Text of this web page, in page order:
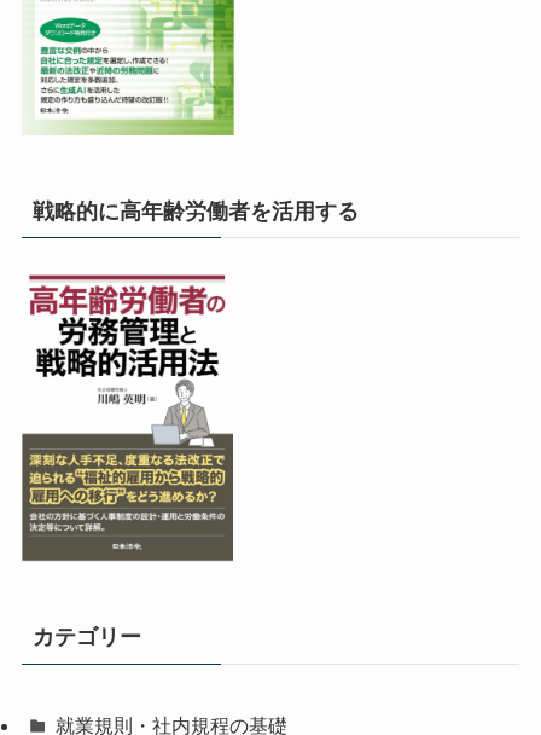
戦略的に高年齢労働者を活用する
カテゴリー
就業規則・社内規程の基礎